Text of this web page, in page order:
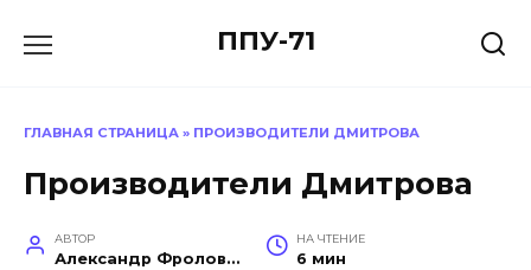
ППУ-71
ГЛАВНАЯ СТРАНИЦА » ПРОИЗВОДИТЕЛИ ДМИТРОВА
Производители Дмитрова
АВТОР
Александр Фролов (Инженер, эксперт в построении производств)
НА ЧТЕНИЕ
6 мин